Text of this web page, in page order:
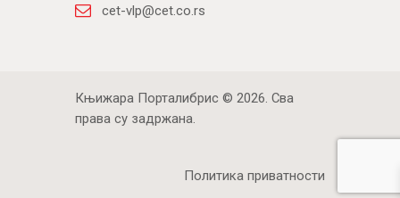
cet-vlp@cet.co.rs
Књижара Порталибрис © 2026. Сва
права су задржана.
Политика приватности